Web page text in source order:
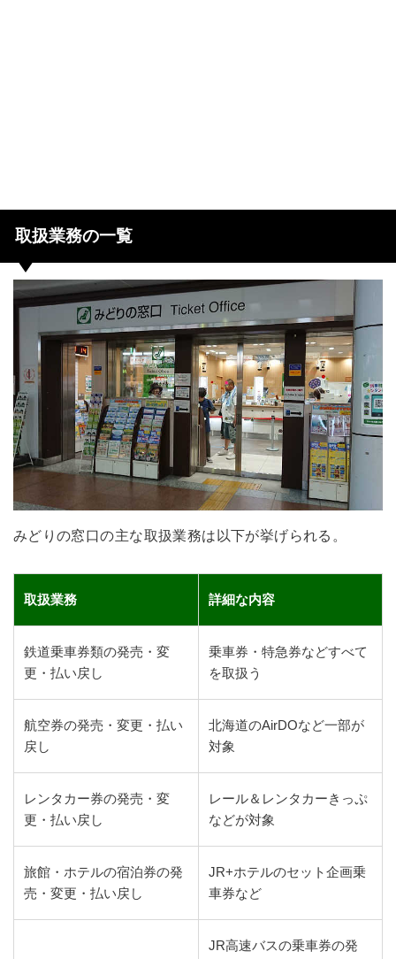
取扱業務の一覧
みどりの窓口の主な取扱業務は以下が挙げられる。
取扱業務 詳細な内容
鉄道乗車券類の発売・変
更・払い戻し
乗車券・特急券などすべて
を取扱う
航空券の発売・変更・払い
戻し
北海道のAirDOなど一部が
対象
レンタカー券の発売・変
更・払い戻し
レール＆レンタカーきっぷ
などが対象
旅館・ホテルの宿泊券の発
売・変更・払い戻し
JR+ホテルのセット企画乗
車券など
JR高速バスの乗車券の発